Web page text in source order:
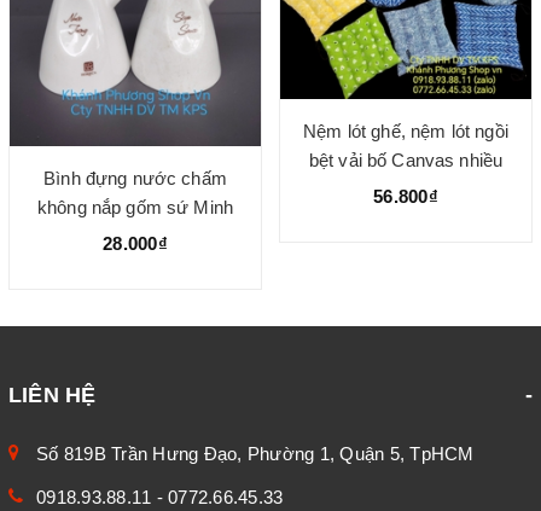
Bình đựng nước chấm
không nắp gốm sứ Minh
Long
28.000₫
Nệm lót ghế, nệm lót ngồi
bệt vải bố Canvas nhiều
size, nhiều mẫu
56.800₫
LIÊN HỆ
Số 819B Trần Hưng Đạo, Phường 1, Quận 5, TpHCM
0918.93.88.11 - 0772.66.45.33